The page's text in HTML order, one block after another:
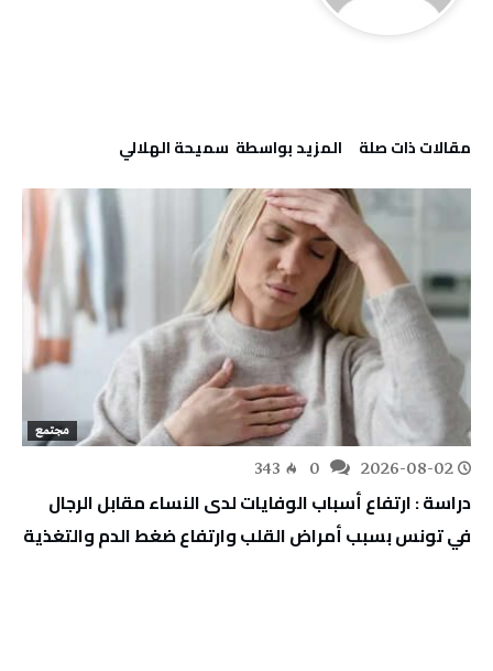
‫مقالات ذات صلة‬ ‫‫المزيد بواسطة‬ ‬ سميحة الهلالي
مجتمع
2026-08-02
343
دراسة : ارتفاع أسباب الوفايات لدى النساء مقابل الرجال
في تونس بسبب أمراض القلب وارتفاع ضغط الدم والتغذية